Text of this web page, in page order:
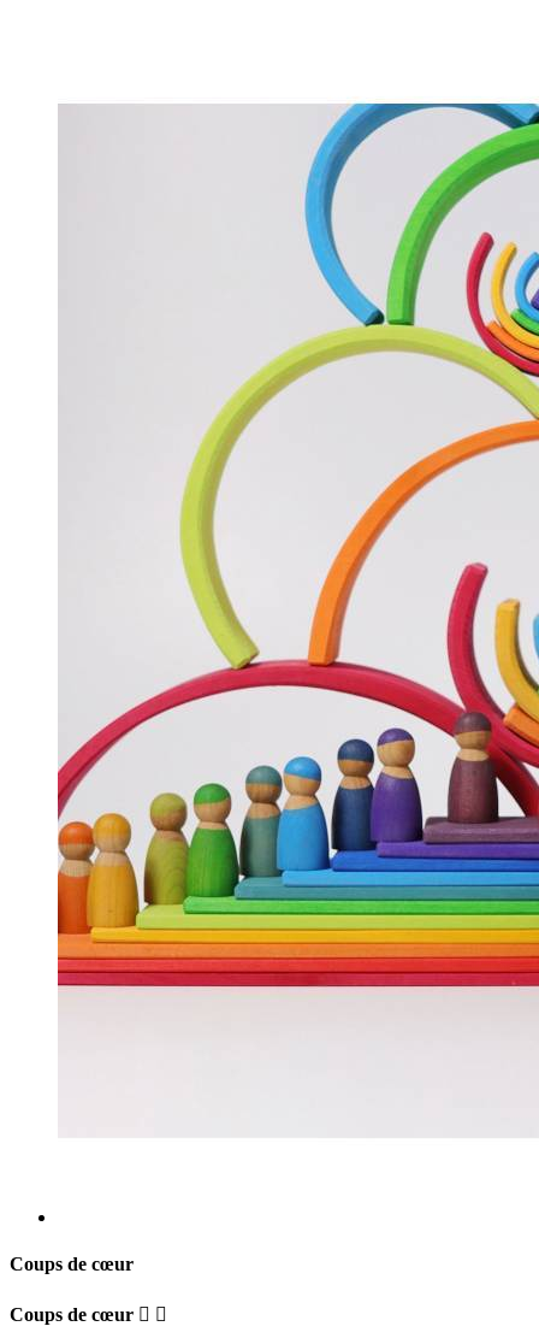
Coups de cœur
Coups de cœur  